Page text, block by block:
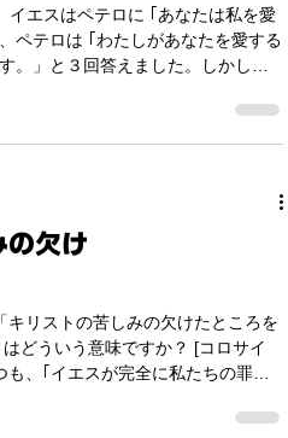
れを見ようとしない、聞こうとし
のが現実だったのです。イエスが
はなく、彼らがそれを選び、かえ
イエスはペテロに ｢あなたは私を愛
ペテロは ｢わたしがあなたを愛する
。」と３回答えました。しかしギ
て3回目の質問は「あなたは私をフ
ており、異なる動詞を使っていま
問① どのようにこの箇所を解釈す
たアラム語でもそのような意味合
か。 答え： 質問に一つずつ答えさ
釈について 確かにこの箇所は、
ペテロがイエスを３回にわたって
、イエスはペテロの信仰を完全に
していることを３回確認されたと
の欠け
キリストの苦しみの欠けたところを
どういう意味ですか？ [コロサイ
、｢イエスが完全に私たちの罪を
たすとはどういうことかと疑問に